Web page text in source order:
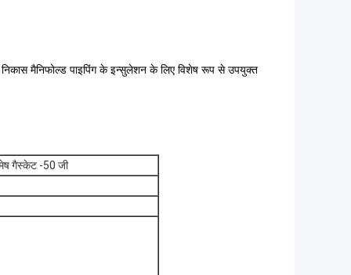
मैनिफोल्ड पाइपिंग के इन्सुलेशन के लिए विशेष रूप से उपयुक्त
गैस्केट -50 जी